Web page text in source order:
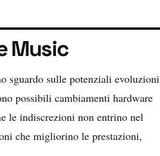
Music
sguardo sulle potenziali evoluzioni
possibili cambiamenti hardware
le indiscrezioni non entrino nel
che migliorino le prestazioni,